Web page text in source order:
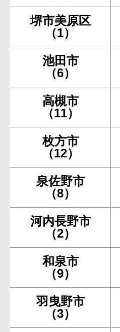
堺市美原区
（1）
池田市
（6）
高槻市
（11）
枚方市
（12）
泉佐野市
（8）
河内長野市
（2）
和泉市
（9）
羽曳野市
（3）